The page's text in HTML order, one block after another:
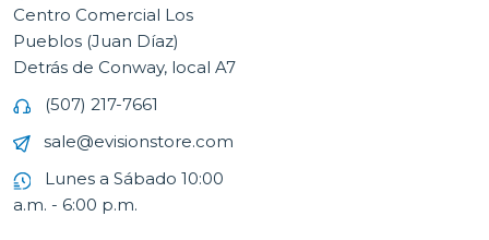
Centro Comercial Los
Pueblos (Juan Díaz)
Detrás de Conway, local A7
(507) 217-7661
sale@evisionstore.com
Lunes a Sábado 10:00
a.m. - 6:00 p.m.